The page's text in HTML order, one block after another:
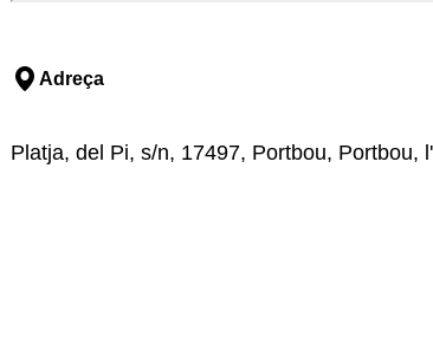
Adreça
Platja, del Pi, s/n, 17497, Portbou, Portbou,